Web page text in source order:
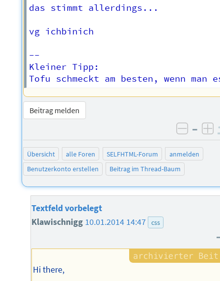
das stimmt allerdings...
vg ichbinich
--
Kleiner Tipp:
Beitrag melden
–
Übersicht alle Foren SELFHTML-Forum
anmelden
Benutzerkonto erstellen
Beitrag im Thread-Baum
Textfeld vorbelegt
Klawischnigg 10.01.2014 14:47 css
Hi there,